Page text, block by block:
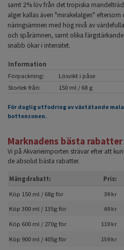
samt 2% löv från det tropiska
alger kallas även "mirakelalgen"
näringsämnen med hög nivå av
och spårämnen, samt olika
snabb ökar i intensitet.
Information
Förpackning:
Lösvikt i påse
Storlek från:
150 ml / 68 g
För daglig utfodring av växtätande
bottenzonen.
Marknadens bästa rabatter
Vi på Akvarieimporten strävar efter att
de absolut bästa rabatter.
Mängdrabatt: Pris:
Köp 150 ml / 68g för
39 kr
Köp 300 ml / 135g för
69 kr
Köp 600 ml / 270g för
119 kr
Köp 900 ml / 405g för
159 kr